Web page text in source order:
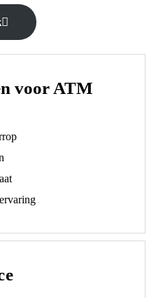
voor ATM